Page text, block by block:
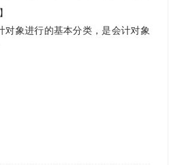
】
对象进行的基本分类，是会计对象